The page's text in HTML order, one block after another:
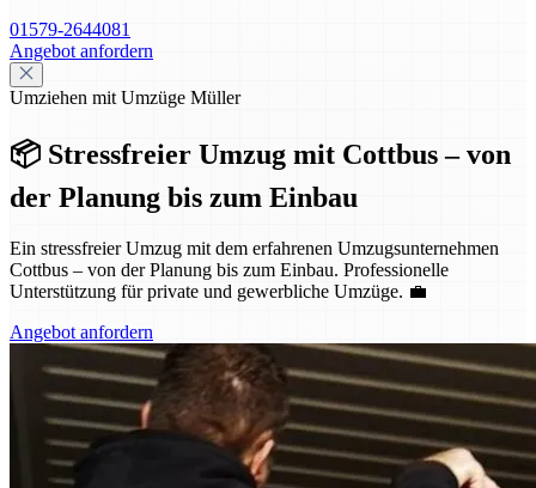
01579-2644081
Angebot anfordern
Umziehen mit Umzüge Müller
📦 Stressfreier Umzug mit Cottbus – von
der Planung bis zum Einbau
Ein stressfreier Umzug mit dem erfahrenen Umzugsunternehmen
Cottbus – von der Planung bis zum Einbau. Professionelle
Unterstützung für private und gewerbliche Umzüge. 💼
Angebot anfordern